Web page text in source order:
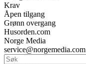
Krav
Åpen tilgang
Grønn overgang
Husorden.com
Norge Media
service@norgemedia.com